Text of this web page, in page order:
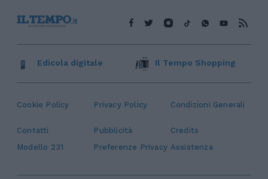
Cookie Policy Privacy Policy Condizioni Generali
Contatti Pubblicità
Credits
Modello 231
Preferenze Privacy Assistenza
Edicola digitale Il Tempo Shopping